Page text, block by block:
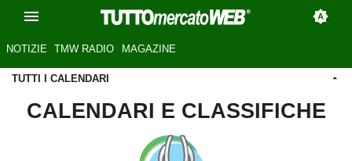
NOTIZIE TMW RADIO MAGAZINE
TUTTI I CALENDARI
CALENDARI E CLASSIFICHE